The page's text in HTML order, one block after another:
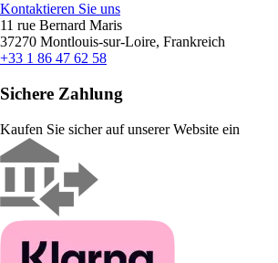
Kontaktieren Sie uns
11 rue Bernard Maris
37270 Montlouis-sur-Loire, Frankreich
+33 1 86 47 62 58
Sichere Zahlung
Kaufen Sie sicher auf unserer Website ein